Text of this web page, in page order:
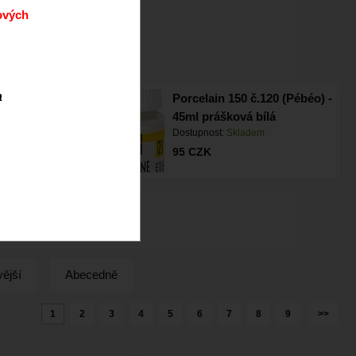
Porcelain 150 č.120 (Pébéo) -
45ml prášková bílá
Dostupnost: Skladem
95 CZK
Abecedně
1 2 3 4 5 6 7 8 9 >>